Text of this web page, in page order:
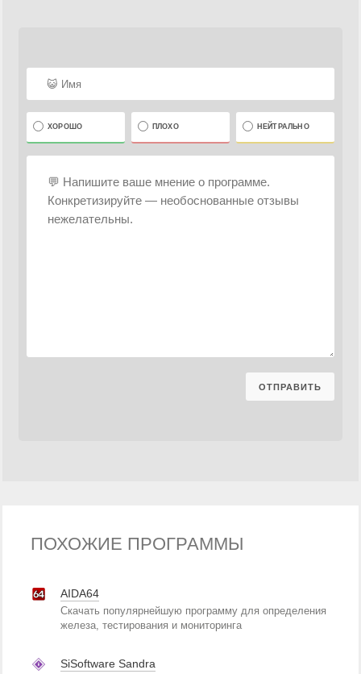
ХОРОШО ПЛОХО НЕЙТРАЛЬНО
ПОХОЖИЕ ПРОГРАММЫ
AIDA64
Скачать популярнейшую программу для определения
железа, тестирования и мониторинга
SiSoftware Sandra